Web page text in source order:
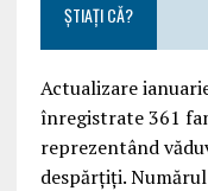
ȘTIAȚI CĂ?
Actualizare
înregistrate 361
reprezentând
despărțiți.